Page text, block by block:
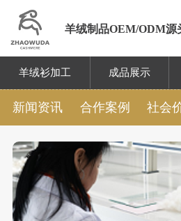
羊绒制品OEM/ODM源
羊绒衫加工 成品展示
新闻资讯 合作案例 社会